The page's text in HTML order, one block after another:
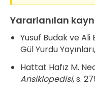
Yararlanılan
Yusuf Budak ve Ali
Gül Yurdu
Hattat Hafız M.
Ansiklopedisi, s.